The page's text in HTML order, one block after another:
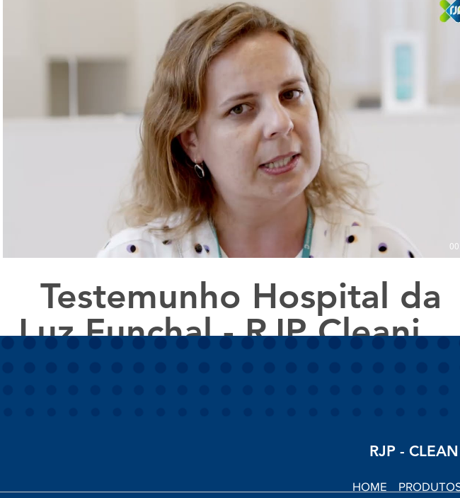
Reproduzir vídeo
Testemunho Hospital da
Luz Funchal - RJP
RJP -
HOME